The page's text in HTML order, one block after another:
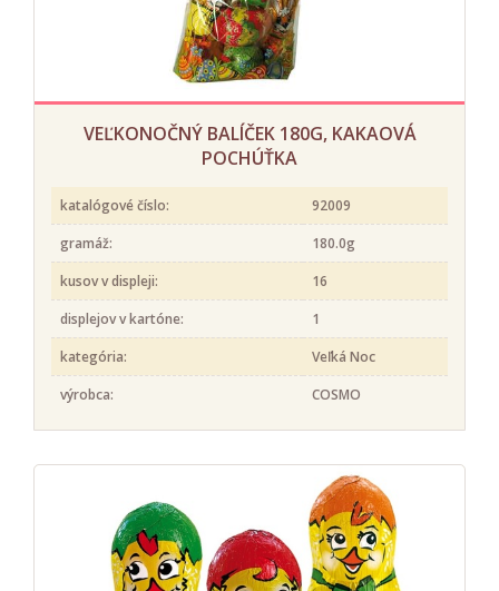
VEĽKONOČNÝ BALÍČEK 180G, KAKAOVÁ
POCHÚŤKA
katalógové číslo:
92009
gramáž:
180.0g
kusov v displeji:
16
displejov v kartóne:
1
kategória:
Veľká Noc
výrobca:
COSMO